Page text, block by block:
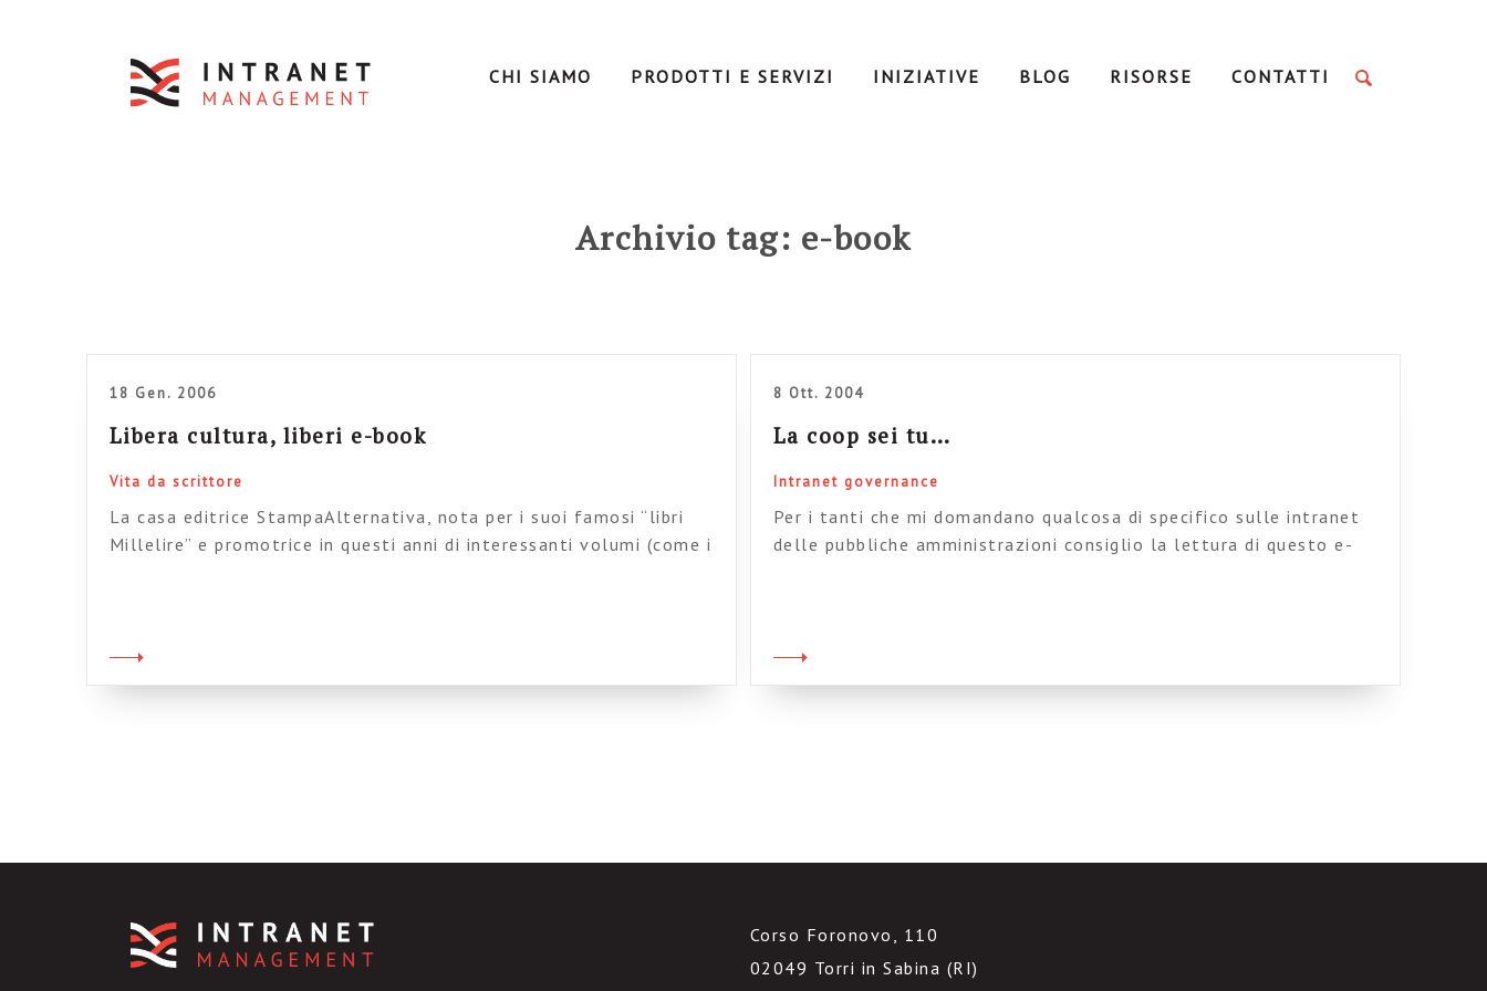
CHI SIAMO PRODOTTI E SERVIZI INIZIATIVE BLOG RISORSE CONTATTI
Archivio tag: e-book
18 Gen. 2006
Libera cultura, liberi e-book
Vita da scrittore
La casa editrice StampaAlternativa, nota per i suoi famosi “libri
Millelire” e promotrice in questi anni di interessanti volumi (come i
[…]
8 Ott. 2004
La coop sei tu…
Intranet governance
Per i tanti che mi domandano qualcosa di specifico sulle intranet
delle pubbliche amministrazioni consiglio la lettura di questo e-
Confesso di non […]
Corso Foronovo, 110
02049 Torri in Sabina (RI)